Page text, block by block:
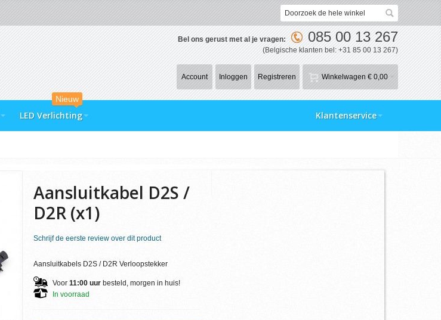
Bel ons gerust met al je vragen: 085 00 13 267
(Belgische klanten bel: +31 85 00 13 267)
Winkelwagen € 0,00
Account Inloggen Registreren
LED Verlichting
Nieuw
Klantenservice
Aansluitkabel D2S /
D2R (x1)
Schrijf de eerste review over dit product
Aansluitkabels D2S / D2R Verloopstekker
Voor 11:00 uurbesteld, morgen in huis!
In voorraad